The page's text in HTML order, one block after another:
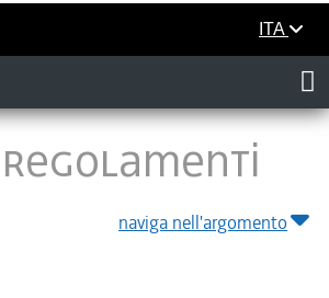
ITA
naviga nell'argomento